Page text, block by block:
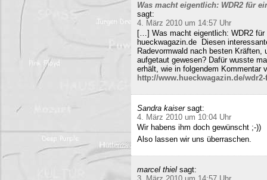
Was macht eigentlich: WDR2 für
sagt:
4. März 2010 um 14:57 Uhr
[…] Was macht eigentlich: WDR2
hueckwagazin.de Diesen
Radevormwald nach besten
aufgetaut gewesen? Dafür wusste
erhält, wie in folgendem Kommentar
http://www.hueckwagazin.de/
Sandra kaiser sagt:
4. März 2010 um 10:04 Uhr
Wir habens ihm doch gewünscht ;-))
Also lassen wir uns überraschen.
marcel thiel sagt: